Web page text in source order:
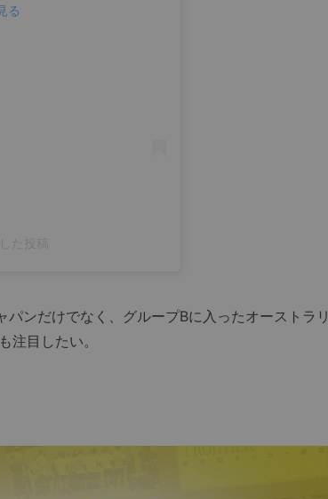
る
ンだけでなく、グループBに入ったオーストラリ
注目したい。